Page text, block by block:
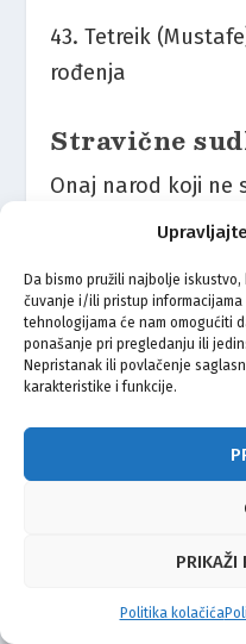
Da bismo pružili najbolje
čuvanje i/ili pristup informacijama
tehnologijama će nam omogućiti
ponašanje pri pregledanju ili
Nepristanak ili povlačenje
karakteristike i funkcije.
PRIKAŽI
Politika kolačića
43. Tetreik
rođenja
Stravične
Onaj narod koji ne
osuđen je da je
Halilbegović
“Bošnjaci u
je na osnovu
originalnih spisa
ubijenih Bošnjaka
– 27. avgusta
noći krenuo s
Putovalo se 36